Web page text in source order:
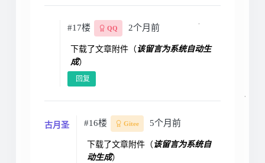
#17楼 QQ 2个月前
下载了文章附件（该留言为系统自动生
成）
回复
古月圣 #16楼 Gitee 5个月前
下载了文章附件（该留言为系统自
动生成）